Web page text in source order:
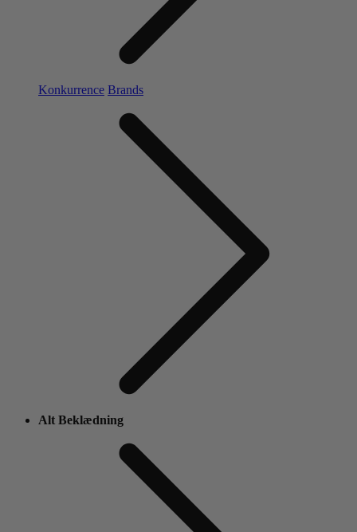
Konkurrence Brands
Alt Beklædning